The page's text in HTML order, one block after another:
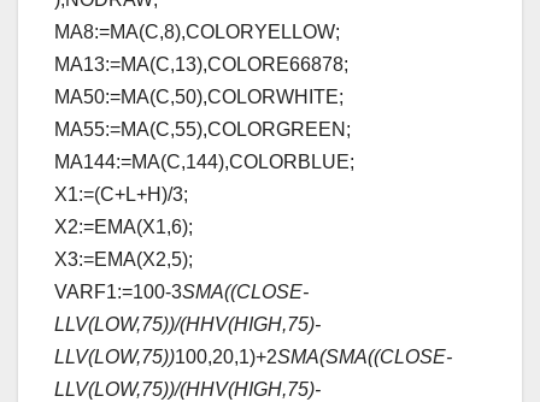
MA8:=MA(C,8),COLORYELLOW;
MA13:=MA(C,13),COLORE66878;
MA50:=MA(C,50),COLORWHITE;
MA55:=MA(C,55),COLORGREEN;
MA144:=MA(C,144),COLORBLUE;
X1:=(C+L+H)/3;
X2:=EMA(X1,6);
X3:=EMA(X2,5);
VARF1:=100-3SMA((CLOSE-
LLV(LOW,75))/(HHV(HIGH,75)-
LLV(LOW,75))100,20,1)+2SMA(SMA((CLOSE-
LLV(LOW,75))/(HHV(HIGH,75)-